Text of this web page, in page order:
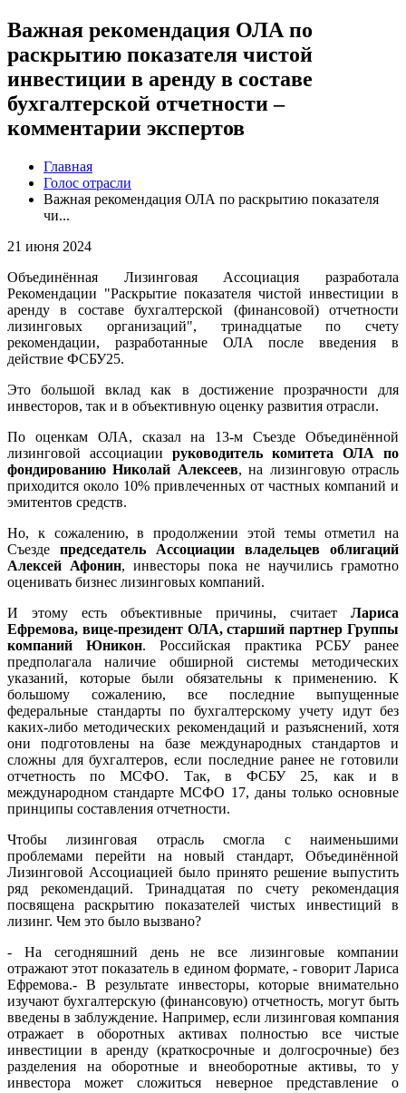
Важная рекомендация ОЛА по
раскрытию показателя чистой
инвестиции в аренду в составе
бухгалтерской отчетности –
комментарии экспертов
Главная
Голос отрасли
Важная рекомендация ОЛА по раскрытию показателя
чи...
21 июня 2024
Объединённая Лизинговая Ассоциация разработала
Рекомендации "Раскрытие показателя чистой инвестиции в
аренду в составе бухгалтерской (финансовой) отчетности
лизинговых организаций", тринадцатые по счету
рекомендации, разработанные ОЛА после введения в
действие ФСБУ25.
Это большой вклад как в достижение прозрачности для
инвесторов, так и в объективную оценку развития отрасли.
По оценкам ОЛА, сказал на 13-м Съезде Объединённой
лизинговой ассоциации руководитель комитета ОЛА по
фондированию Николай Алексеев, на лизинговую отрасль
приходится около 10% привлеченных от частных компаний и
эмитентов средств.
Но, к сожалению, в продолжении этой темы отметил на
Съезде председатель Ассоциации владельцев облигаций
Алексей Афонин, инвесторы пока не научились грамотно
оценивать бизнес лизинговых компаний.
И этому есть объективные причины, считает Лариса
Ефремова, вице-президент ОЛА, старший партнер Группы
компаний Юникон. Российская практика РСБУ ранее
предполагала наличие обширной системы методических
указаний, которые были обязательны к применению. К
большому сожалению, все последние выпущенные
федеральные стандарты по бухгалтерскому учету идут без
каких-либо методических рекомендаций и разъяснений, хотя
они подготовлены на базе международных стандартов и
сложны для бухгалтеров, если последние ранее не готовили
отчетность по МСФО. Так, в ФСБУ 25, как и в
международном стандарте МСФО 17, даны только основные
принципы составления отчетности.
Чтобы лизинговая отрасль смогла с наименьшими
проблемами перейти на новый стандарт, Объединённой
Лизинговой Ассоциацией было принято решение выпустить
ряд рекомендаций. Тринадцатая по счету рекомендация
посвящена раскрытию показателей чистых инвестиций в
лизинг. Чем это было вызвано?
- На сегодняшний день не все лизинговые компании
отражают этот показатель в едином формате, - говорит Лариса
Ефремова.- В результате инвесторы, которые внимательно
изучают бухгалтерскую (финансовую) отчетность, могут быть
введены в заблуждение. Например, если лизинговая компания
отражает в оборотных активах полностью все чистые
инвестиции в аренду (краткосрочные и долгосрочные) без
разделения на оборотные и внеоборотные активы, то у
инвестора может сложиться неверное представление о